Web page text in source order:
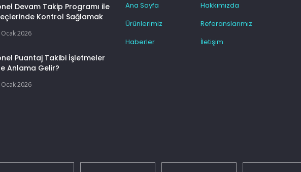
Devam Takip Programı ile
Kontrol Sağlamak
2026
Puantaj Takibi İşletmeler
Anlama Gelir?
2026
Ana Sayfa
Hakkımızda
Ürünlerimiz
Referanslarımız
Haberler
İletişim